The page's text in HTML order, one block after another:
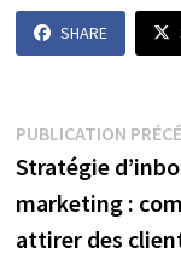
SHARE
Navigation
de
l’article
PUBLICATION
Stratégie
marketing :
attirer des